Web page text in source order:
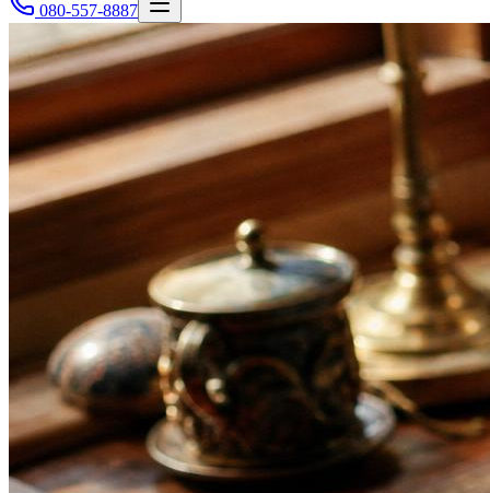
080-557-8887